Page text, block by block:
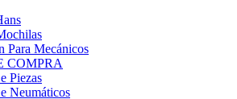
Para Mecánicos
COMPRA
Piezas
Neumáticos